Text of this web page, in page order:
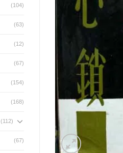
(104)
(63)
(12)
(67)
(154)
(168)
(112)
(67)